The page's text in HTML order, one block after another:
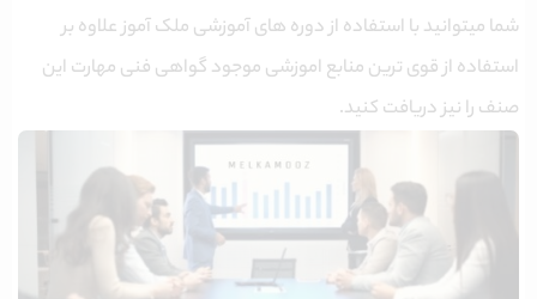
شما میتوانید با استفاده از دوره های آموزشی ملک آموز علاوه بر
استفاده از قوی ترین منابع اموزشی موجود گواهی فنی مهارت این
صنف را نیز دریافت کنید.